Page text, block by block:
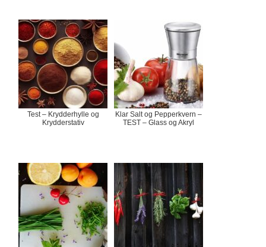
Test – Krydderhylle og
Krydderstativ
Klar Salt og Pepperkvern –
TEST – Glass og Akryl